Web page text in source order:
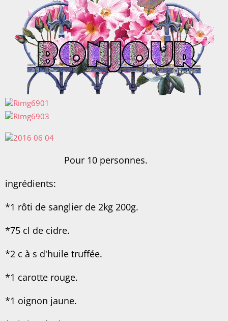
Pour 10 personnes.
ingrédients:
*1 rôti de sanglier de 2kg 200g.
*75 cl de cidre.
*2 c à s d'huile truffée.
*1 carotte rouge.
*1 oignon jaune.